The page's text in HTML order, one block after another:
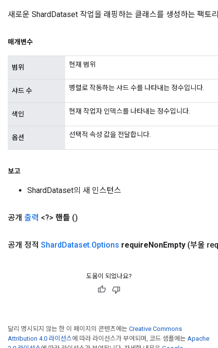
새로운 ShardDataset 작업을 래핑하는 클래스를 생성하는 팩토
매개변수
범위 현재 범위
샤드 수 병렬로 작동하는 샤드 수를 나타내는 정수입니다.
색인 현재 작업자 인덱스를 나타내는 정수입니다.
옵션 선택적 속성 값을 전달합니다.
보고
ShardDataset의 새 인스턴스
공개 출력 <?> 핸들 ()
공개 정적 ShardDataset.Options requireNonEmpty (부울
도움이 되었나요?
달리 명시되지 않는 한 이 페이지의 콘텐츠에는 Creative Commons
Attribution 4.0 라이선스에 따라 라이선스가 부여되며, 코드 샘플에는 Apache